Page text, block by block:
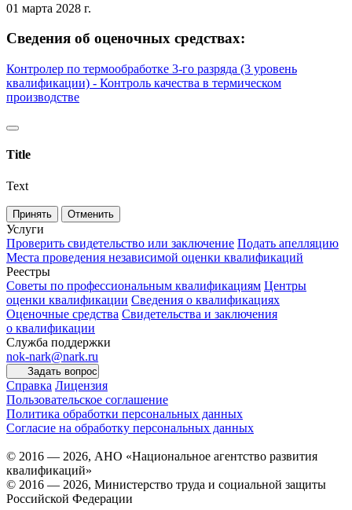
01 марта 2028 г.
Сведения об оценочных средствах:
Контролер по термообработке 3-го разряда (3 уровень
квалификации) - Контроль качества в термическом
производстве
Title
Text
Принять Отменить
Услуги
Проверить свидетельство или заключение Подать апелляцию
Места проведения независимой оценки квалификаций
Реестры
Советы по профессиональным квалификациям Центры
оценки квалификации Сведения о квалификациях
Оценочные средства Свидетельства и заключения
о квалификации
Служба поддержки
nok-nark@nark.ru
Задать вопрос
Справка Лицензия
Пользовательское соглашение
Политика обработки персональных данных
Согласие на обработку персональных данных
© 2016 — 2026, АНО «Национальное агентство развития
квалификаций»
© 2016 — 2026, Министерство труда и социальной защиты
Российской Федерации